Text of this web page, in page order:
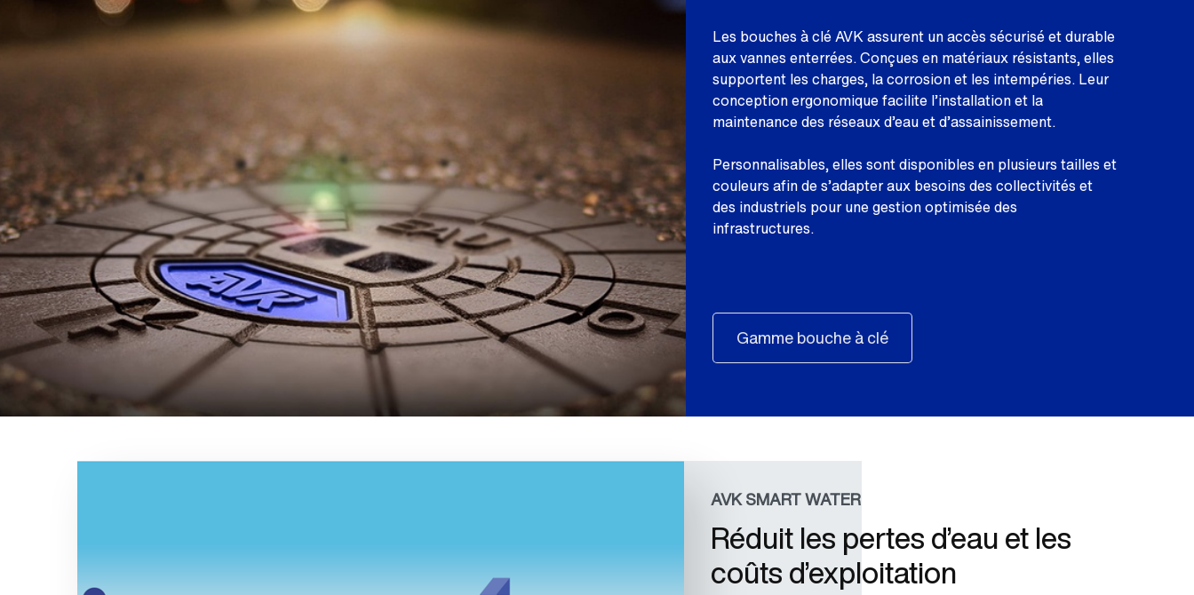
Les bouches à clé AVK assurent un accès sécurisé et durable
aux vannes enterrées. Conçues en matériaux résistants, elles
supportent les charges, la corrosion et les intempéries. Leur
conception ergonomique facilite l’installation et la
maintenance des réseaux d’eau et d’assainissement.
Personnalisables, elles sont disponibles en plusieurs tailles et
couleurs afin de s’adapter aux besoins des collectivités et
des industriels pour une gestion optimisée des
infrastructures.
Gamme bouche à clé
AVK SMART WATER
Réduit les pertes d’eau et les
coûts d’exploitation